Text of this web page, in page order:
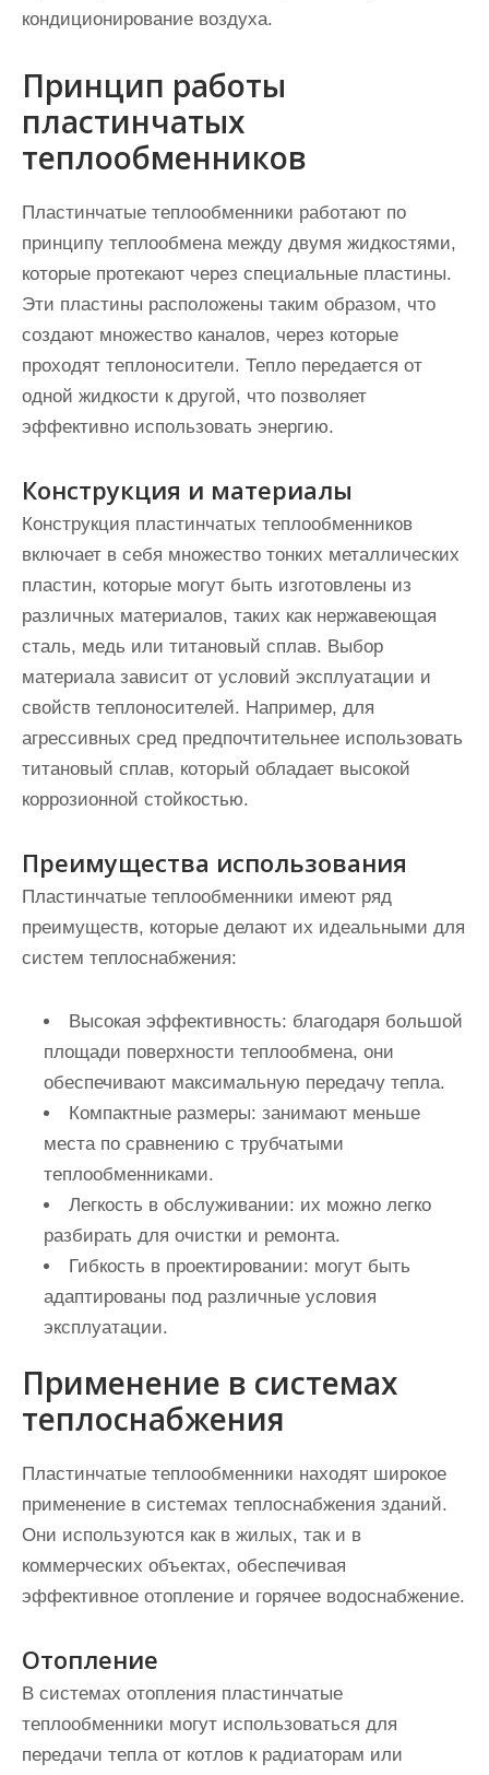
кондиционирование воздуха.
Принцип работы
пластинчатых
теплообменников
Пластинчатые теплообменники работают по
принципу теплообмена между двумя жидкостями,
которые протекают через специальные пластины.
Эти пластины расположены таким образом, что
создают множество каналов, через которые
проходят теплоносители. Тепло передается от
одной жидкости к другой, что позволяет
эффективно использовать энергию.
Конструкция и материалы
Конструкция пластинчатых теплообменников
включает в себя множество тонких металлических
пластин, которые могут быть изготовлены из
различных материалов, таких как нержавеющая
сталь, медь или титановый сплав. Выбор
материала зависит от условий эксплуатации и
свойств теплоносителей. Например, для
агрессивных сред предпочтительнее использовать
титановый сплав, который обладает высокой
коррозионной стойкостью.
Преимущества использования
Пластинчатые теплообменники имеют ряд
преимуществ, которые делают их идеальными для
систем теплоснабжения:
Высокая эффективность: благодаря большой
площади поверхности теплообмена, они
обеспечивают максимальную передачу тепла.
Компактные размеры: занимают меньше
места по сравнению с трубчатыми
теплообменниками.
Легкость в обслуживании: их можно легко
разбирать для очистки и ремонта.
Гибкость в проектировании: могут быть
адаптированы под различные условия
эксплуатации.
Применение в системах
теплоснабжения
Пластинчатые теплообменники находят широкое
применение в системах теплоснабжения зданий.
Они используются как в жилых, так и в
коммерческих объектах, обеспечивая
эффективное отопление и горячее водоснабжение.
Отопление
В системах отопления пластинчатые
теплообменники могут использоваться для
передачи тепла от котлов к радиаторам или